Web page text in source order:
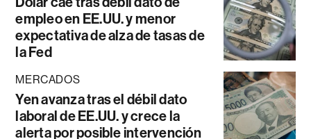
empleo en EE.UU. y menor
expectativa de alza de tasas de
la Fed
MERCADOS
Yen avanza tras el débil dato
laboral de EE.UU. y crece la
alerta por posible intervención